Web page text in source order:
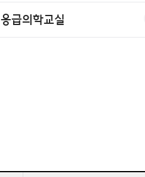
응급의학교실